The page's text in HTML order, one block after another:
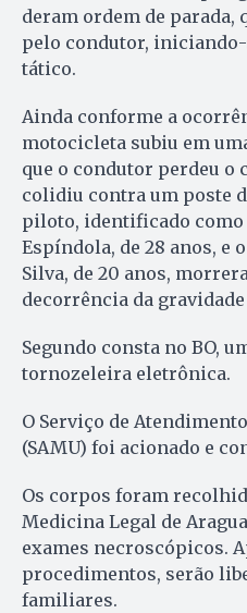
deram ordem de parada,
pelo condutor,
tático.
Ainda conforme a
motocicleta subiu em
que o condutor perdeu o
colidiu contra um poste
piloto, identificado
Espíndola, de 28 anos, e
Silva, de 20 anos,
decorrência da
Segundo consta no BO,
tornozeleira eletrônica.
O Serviço de
(SAMU) foi acionado e
Os corpos foram
Medicina Legal de
exames necroscópicos.
procedimentos, serão
familiares.